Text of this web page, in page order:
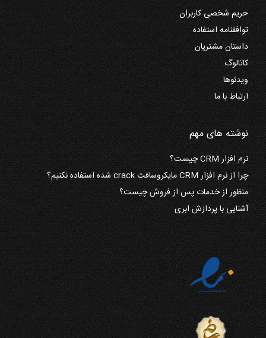
حریم شخصی کاربران
توافقنامه استفاده
داستان مشتریان
کاتالوگ
ویدئوها
ارتباط با ما
نوشته های مهم
نرم افزار CRM چیست؟
چرا از نرم افزار CRM مایکروسافت crack شده استفاده نکنیم؟
منظور از خدمات پس از فروش چیست؟
آشنایی با پردازش ابری